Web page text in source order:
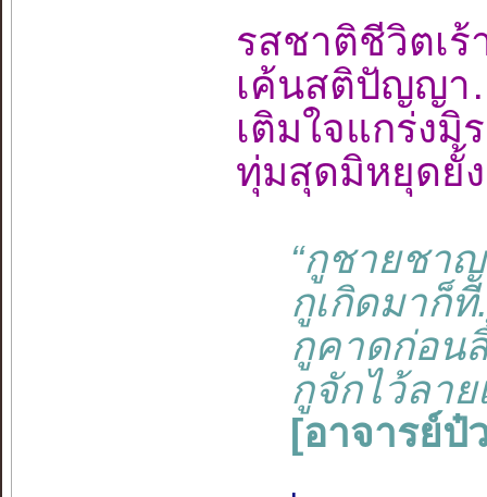
รสชาติชีวิต
เค้นสติปัญญ
เติมใจแกร่ง
ทุ่มสุดมิหยุด
“กูชายชาญ
กูเกิดมาก็ที
กูคาดก่อนสิ้
กูจักไว้ลาย
[อาจารย์ป๋